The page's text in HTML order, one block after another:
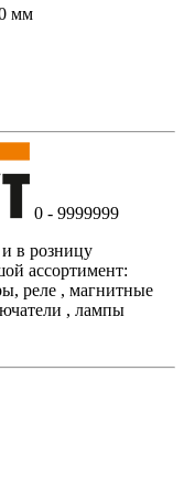
мм
0 - 9999999
в розницу
ассортимент:
реле , магнитные
, лампы